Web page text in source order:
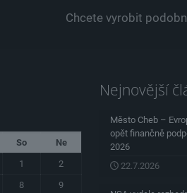
Chcete vyrobit
So
Ne
1
2
8
9
Nejnovější
Město Cheb –
opět finančně
2026
22.7.2026